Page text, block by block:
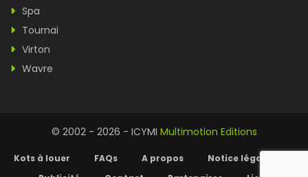
Spa
Tournai
Virton
Wavre
© 2002 - 2026 - ICYMI Multimotion Editions
Kots à louer FAQs A propos
Notice légale